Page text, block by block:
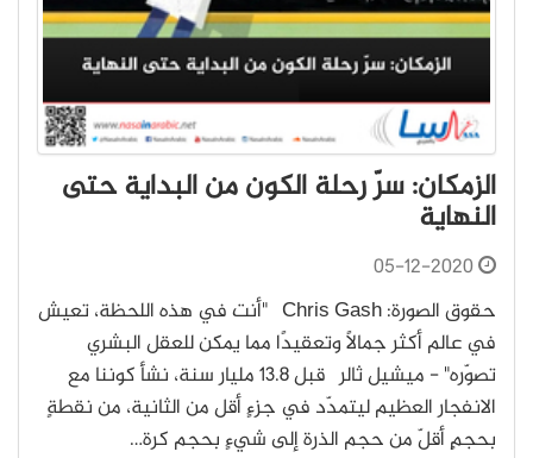
الزمكان: سرّ رحلة الكون من البداية حتى
النهاية
05-12-2020
حقوق الصورة: Chris Gash "أنت في هذه اللحظة، تعيش
في عالم أكثر جمالًا وتعقيدًا مما يمكن للعقل البشري
تصوّره" - ميشيل ثالر قبل 13.8 مليار سنة، نشأ كوننا مع
الانفجار العظيم ليتمدّد في جزءٍ أقل من الثانية، من نقطةٍ
بحجمٍ أقلّ من حجم الذرة إلى شيءٍ بحجم كرة…